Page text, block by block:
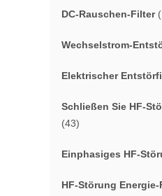
DC-Rauschen-Filter
Wechselstrom-
Elektrischer
Schließen Sie HF-
(43)
Einphasiges HF-
HF-Störung